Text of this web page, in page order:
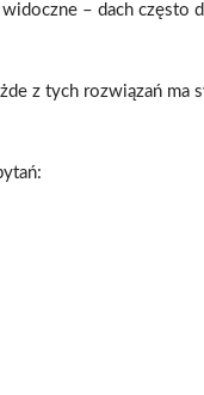
– dach często
z tych rozwiązań ma